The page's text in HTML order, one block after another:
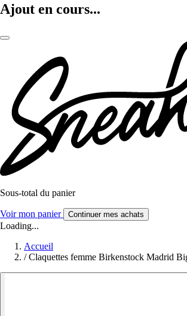
Ajout en cours...
Sous-total du panier
Voir mon panier Continuer mes achats
Loading...
Accueil
/ Claquettes femme Birkenstock Madrid